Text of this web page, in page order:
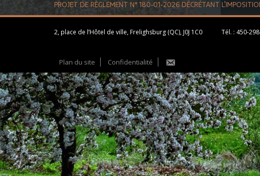
PROJET DE RÈGLEMENT N° 180-01-2026 DÉCRÉTANT
2, place de l’Hôtel de ville, Frelighsburg (QC), J0J 1C0 Tél. : 450-
Plan du site Confidentialité